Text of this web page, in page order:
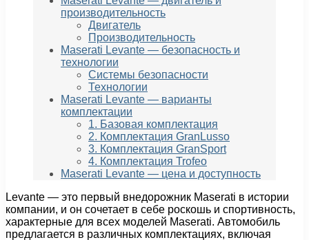
производительность
Двигатель
Производительность
Maserati Levante — безопасность и
технологии
Системы безопасности
Технологии
Maserati Levante — варианты
комплектации
1. Базовая комплектация
2. Комплектация GranLusso
3. Комплектация GranSport
4. Комплектация Trofeo
Maserati Levante — цена и доступность
Levante — это первый внедорожник Maserati в истории
компании, и он сочетает в себе роскошь и спортивность,
характерные для всех моделей Maserati. Автомобиль
предлагается в различных комплектациях, включая